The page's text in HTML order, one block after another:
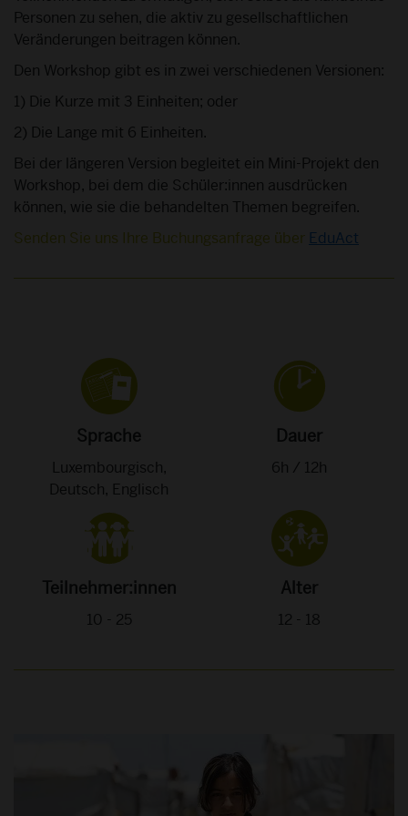
Personen zu sehen, die aktiv zu gesellschaftlichen
Veränderungen beitragen können.
Den Workshop gibt es in zwei verschiedenen Versionen:
1) Die Kurze mit 3 Einheiten; oder
2) Die Lange mit 6 Einheiten.
Bei der längeren Version begleitet ein Mini-Projekt den
Workshop, bei dem die Schüler:innen ausdrücken
können, wie sie die behandelten Themen begreifen.
Senden Sie uns Ihre Buchungsanfrage über EduAct
Sprache
Luxembourgisch,
Deutsch, Englisch
Dauer
6h / 12h
Teilnehmer:innen
10 - 25
Alter
12 - 18